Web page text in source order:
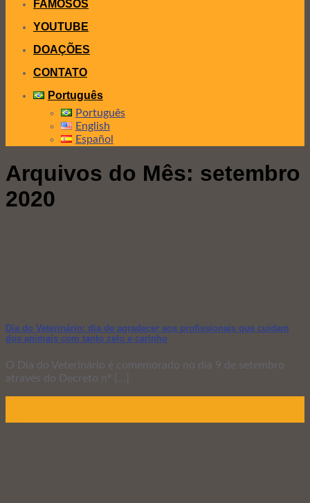
FAMOSOS
YOUTUBE
DOAÇÕES
CONTATO
Português
Português
English
Español
Arquivos do Mês: setembro
2020
Dia do Veterinário: dia de agradecer aos profissionais que cuidam
dos animais com tanto zelo e carinho
O Dia do Veterinário é comemorado no dia 9 de setembro
através do Decreto nº [...]